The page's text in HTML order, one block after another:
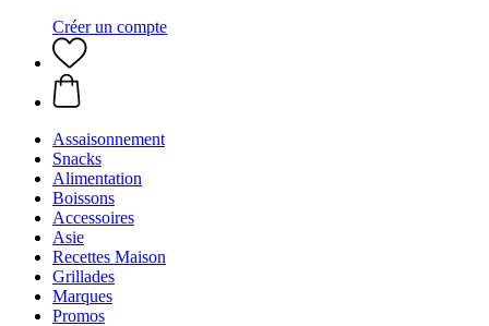
Créer un compte
Assaisonnement
Snacks
Alimentation
Boissons
Accessoires
Asie
Recettes Maison
Grillades
Marques
Promos